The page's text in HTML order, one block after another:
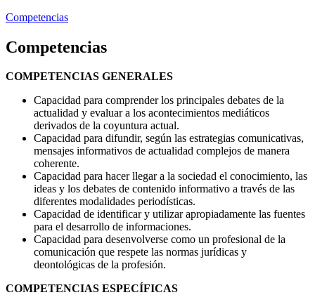
Competencias
Competencias
COMPETENCIAS GENERALES
Capacidad para comprender los principales debates de la
actualidad y evaluar a los acontecimientos mediáticos
derivados de la coyuntura actual.
Capacidad para difundir, según las estrategias comunicativas,
mensajes informativos de actualidad complejos de manera
coherente.
Capacidad para hacer llegar a la sociedad el conocimiento, las
ideas y los debates de contenido informativo a través de las
diferentes modalidades periodísticas.
Capacidad de identificar y utilizar apropiadamente las fuentes
para el desarrollo de informaciones.
Capacidad para desenvolverse como un profesional de la
comunicación que respete las normas jurídicas y
deontológicas de la profesión.
COMPETENCIAS ESPECÍFICAS